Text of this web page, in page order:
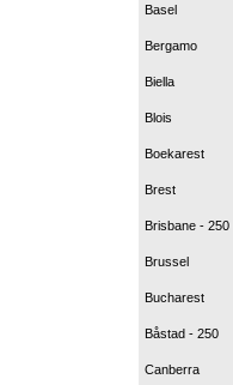
Basel
Bergamo
Biella
Blois
Boekarest
Brest
Brisbane - 250
Brussel
Bucharest
Båstad - 250
Canberra